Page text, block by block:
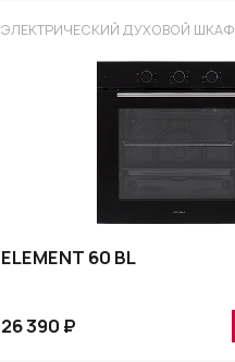
ЭЛЕКТРИЧЕСКИЙ ДУХОВОЙ ШКАФ
ELEMENT 60 BL
26 390 ₽